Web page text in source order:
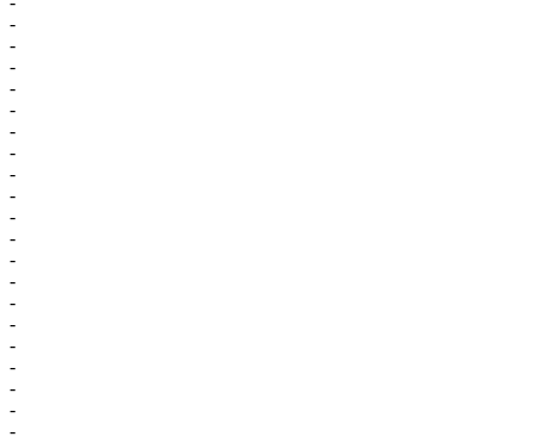
-
-
-
-
-
-
-
-
-
-
-
-
-
-
-
-
-
-
-
-